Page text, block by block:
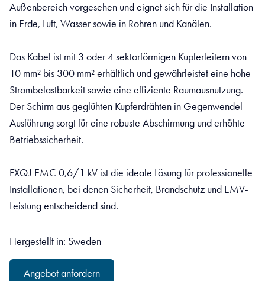
Außenbereich vorgesehen und eignet sich für die Installation
in Erde, Luft, Wasser sowie in Rohren und Kanälen.
Das Kabel ist mit 3 oder 4 sektorförmigen Kupferleitern von
10 mm² bis 300 mm² erhältlich und gewährleistet eine hohe
Strombelastbarkeit sowie eine effiziente Raumausnutzung.
Der Schirm aus geglühten Kupferdrähten in Gegenwendel-
Ausführung sorgt für eine robuste Abschirmung und erhöhte
Betriebssicherheit.
FXQJ EMC 0,6/1 kV ist die ideale Lösung für professionelle
Installationen, bei denen Sicherheit, Brandschutz und EMV-
Leistung entscheidend sind.
Hergestellt in: Sweden
Angebot anfordern